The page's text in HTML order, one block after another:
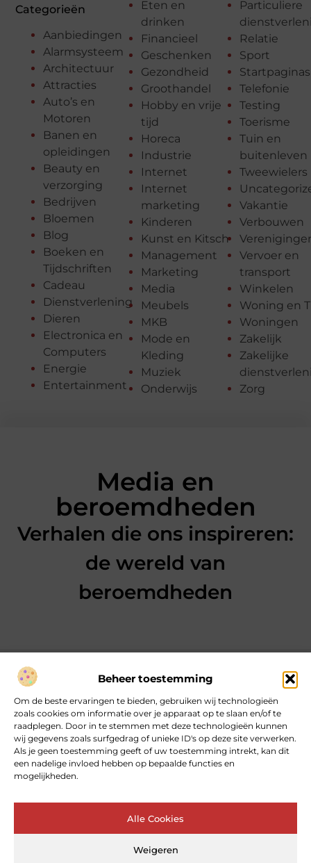
Beheer toestemming
Om de beste ervaringen te bieden, gebruiken wij technologieën
zoals cookies om informatie over je apparaat op te slaan en/of te
raadplegen. Door in te stemmen met deze technologieën kunnen
wij gegevens zoals surfgedrag of unieke ID's op deze site verwerken.
Als je geen toestemming geeft of uw toestemming intrekt, kan dit
een nadelige invloed hebben op bepaalde functies en
mogelijkheden.
Alle Cookies
Weigeren
Categorieën
Aanbiedingen
Alarmsysteem
Architectuur
Attracties
Auto’s en
Motoren
Banen en
opleidingen
Beauty en
verzorging
Bedrijven
Bloemen
Blog
Boeken en
Tijdschriften
Cadeau
Dienstverlening
Dieren
Electronica en
Computers
Energie
Entertainment
Eten en
drinken
Financieel
Geschenken
Gezondheid
Groothandel
Hobby en vrije
tijd
Horeca
Industrie
Internet
Internet
marketing
Kinderen
Kunst en Kitsch
Management
Marketing
Media
Meubels
MKB
Mode en
Kleding
Muziek
Onderwijs
Particuliere
Relatie
Sport
Startpaginas
Telefonie
Testing
Toerisme
Tuin en
buitenleven
Tweewielers
Vakantie
Verbouwen
Vervoer en
transport
Winkelen
Woning en
Woningen
Zakelijk
Zakelijke
Zorg
Media en
beroemdheden
Verhalen die ons inspireren:
de wereld van
beroemdheden
Over heartcoaching
Jouw gids voor inspiratie en tips uit het dagelijks leven.
Ontdek een brede verzameling blogs en artikelen die je helpen
om het meeste uit elke dag te halen, met praktische adviezen
en verrassende inzichten.
Bericht categorie
Main Links